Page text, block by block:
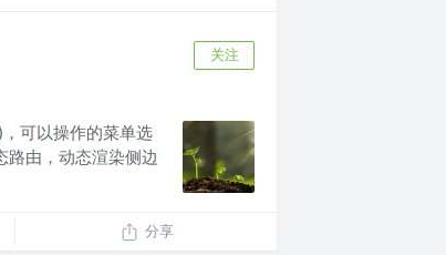
关注
可以操作的菜单选
路由，动态渲染侧边
分享